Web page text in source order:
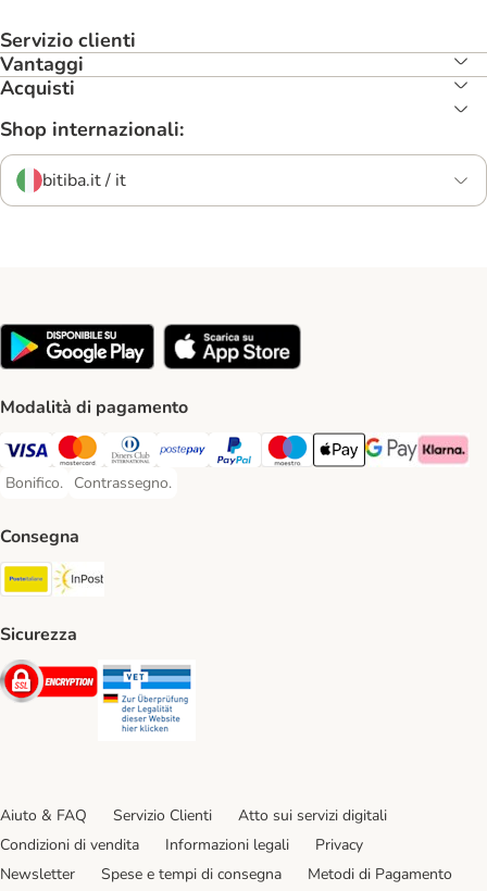
Servizio clienti
Vantaggi
Acquisti
Shop internazionali:
bitiba.it / it
Modalità di pagamento
Visa. Payment Method
Mastercard. Payment Method
Diners Club. Payment Method
Postepay. Payment Method
PayPal. Payment Method
Maestro. Payment Method
Apple pay. Payment
Google Pay
Klarna
Bonifico.
Bonifico. Payment Method
Contrassegno.
Contrassegno. Payment Method
Consegna
Poste Italiane. Shipping Method
Sicurezza
Security
Aiuto & FAQ Servizio Clienti
Atto sui servizi digitali
Condizioni di vendita
Informazioni legali
Privacy
Newsletter
Spese e tempi di consegna Metodi di Pagamento